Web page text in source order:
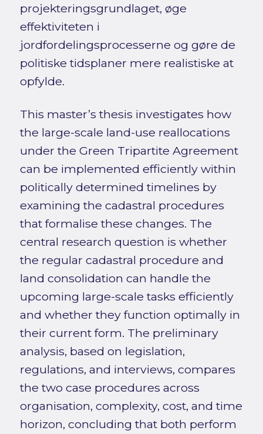
projekteringsgrundlaget, øge
effektiviteten i
jordfordelingsprocesserne og gøre de
politiske tidsplaner mere realistiske at
opfylde.
This master’s thesis investigates how
the large-scale land-use reallocations
under the Green Tripartite Agreement
can be implemented efficiently within
politically determined timelines by
examining the cadastral procedures
that formalise these changes. The
central research question is whether
the regular cadastral procedure and
land consolidation can handle the
upcoming large-scale tasks efficiently
and whether they function optimally in
their current form. The preliminary
analysis, based on legislation,
regulations, and interviews, compares
the two case procedures across
organisation, complexity, cost, and time
horizon, concluding that both perform